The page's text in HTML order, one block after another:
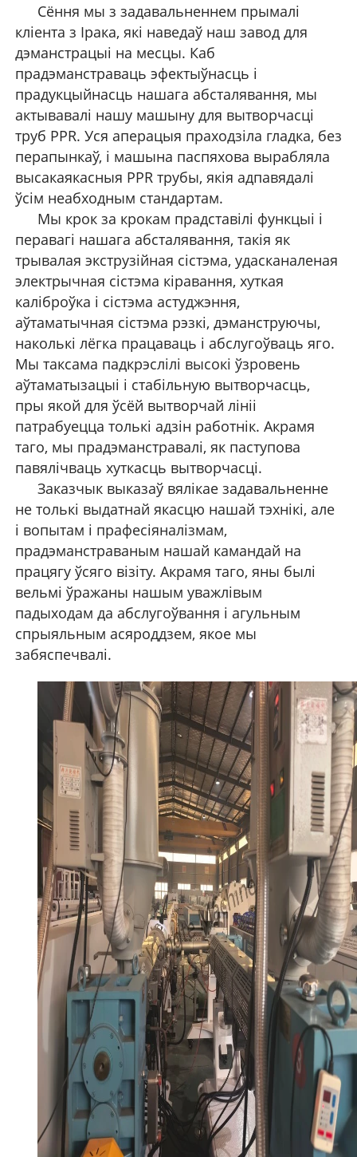
Сёння мы з задавальненнем прымалі
кліента з Ірака, які наведаў наш завод для
дэманстрацыі на месцы. Каб
прадэманстраваць эфектыўнасць і
прадукцыйнасць нашага абсталявання, мы
актывавалі нашу машыну для вытворчасці
труб PPR. Уся аперацыя праходзіла гладка, без
перапынкаў, і машына паспяхова вырабляла
высакаякасныя PPR трубы, якія адпавядалі
ўсім неабходным стандартам.
Мы крок за крокам прадставілі функцыі і
перавагі нашага абсталявання, такія як
трывалая экструзійная сістэма, удасканаленая
электрычная сістэма кіравання, хуткая
каліброўка і сістэма астуджэння,
аўтаматычная сістэма рэзкі, дэманструючы,
наколькі лёгка працаваць і абслугоўваць яго.
Мы таксама падкрэслілі высокі ўзровень
аўтаматызацыі і стабільную вытворчасць,
пры якой для ўсёй вытворчай лініі
патрабуецца толькі адзін работнік. Акрамя
таго, мы прадэманстравалі, як паступова
павялічваць хуткасць вытворчасці.
Заказчык выказаў вялікае задавальненне
не толькі выдатнай якасцю нашай тэхнікі, але
і вопытам і прафесіяналізмам,
прадэманстраваным нашай камандай на
працягу ўсяго візіту. Акрамя таго, яны былі
вельмі ўражаны нашым уважлівым
падыходам да абслугоўвання і агульным
спрыяльным асяроддзем, якое мы
забяспечвалі.